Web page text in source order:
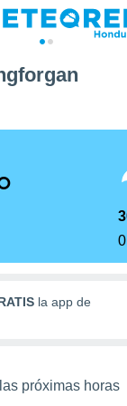
la app de
próximas horas